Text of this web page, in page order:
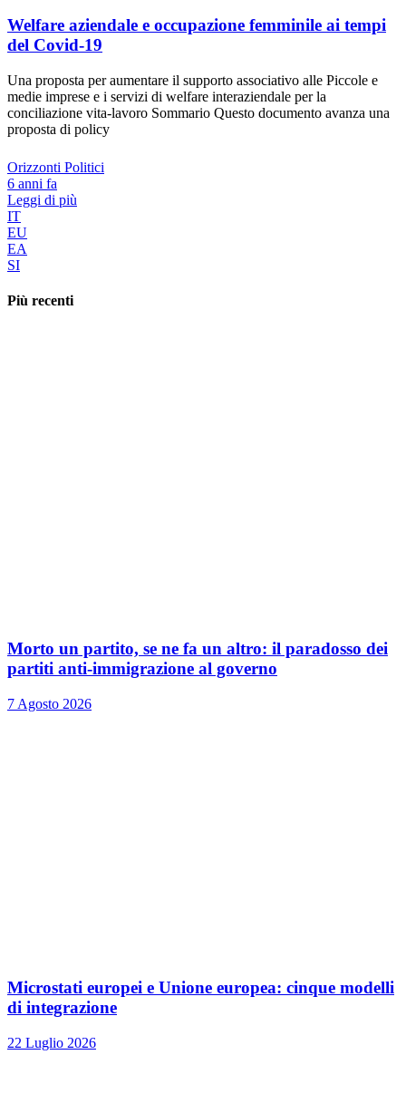
Welfare aziendale e occupazione femminile ai tempi
del Covid-19
Una proposta per aumentare il supporto associativo alle Piccole e
medie imprese e i servizi di welfare interaziendale per la
conciliazione vita-lavoro Sommario Questo documento avanza una
proposta di policy
Orizzonti Politici
6 anni fa
Leggi di più
IT
EU
EA
SI
Più recenti
Morto un partito, se ne fa un altro: il paradosso dei
partiti anti-immigrazione al governo
7 Agosto 2026
Microstati europei e Unione europea: cinque modelli
di integrazione
22 Luglio 2026